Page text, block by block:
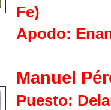
Fe)
Apodo:
Manuel
Puesto: